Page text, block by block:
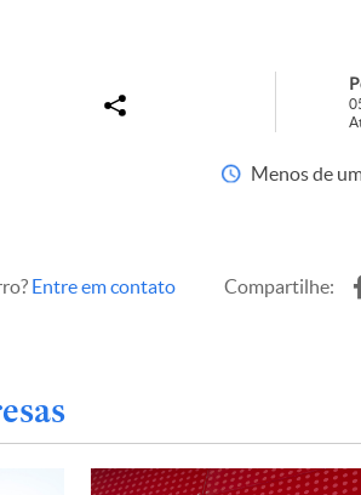
Menos de
Entre em contato Compartilhe: